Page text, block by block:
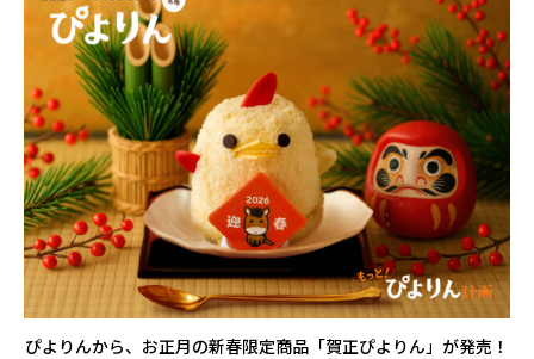
ぴよりんから、お正月の新春限定商品「賀正ぴよりん」が発売！